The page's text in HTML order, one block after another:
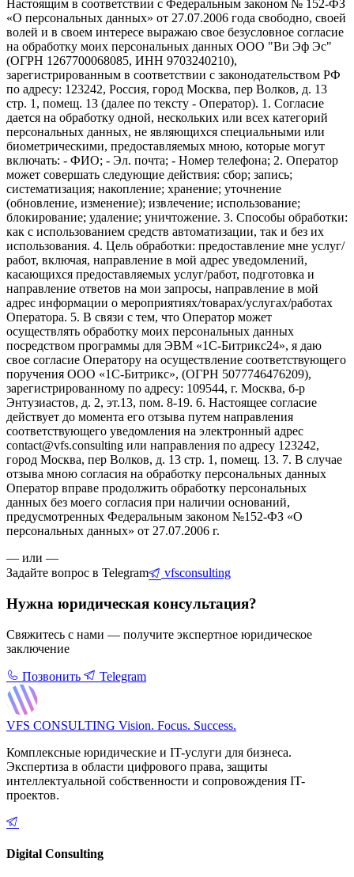
Настоящим в соответствии с Федеральным законом № 152-ФЗ
«О персональных данных» от 27.07.2006 года свободно, своей
волей и в своем интересе выражаю свое безусловное согласие
на обработку моих персональных данных ООО "Ви Эф Эс"
(ОГРН 1267700068085, ИНН 9703240210),
зарегистрированным в соответствии с законодательством РФ
по адресу: 123242, Россия, город Москва, пер Волков, д. 13
стр. 1, помещ. 13 (далее по тексту - Оператор). 1. Согласие
дается на обработку одной, нескольких или всех категорий
персональных данных, не являющихся специальными или
биометрическими, предоставляемых мною, которые могут
включать: - ФИО; - Эл. почта; - Номер телефона; 2. Оператор
может совершать следующие действия: сбор; запись;
систематизация; накопление; хранение; уточнение
(обновление, изменение); извлечение; использование;
блокирование; удаление; уничтожение. 3. Способы обработки:
как с использованием средств автоматизации, так и без их
использования. 4. Цель обработки: предоставление мне услуг/
работ, включая, направление в мой адрес уведомлений,
касающихся предоставляемых услуг/работ, подготовка и
направление ответов на мои запросы, направление в мой
адрес информации о мероприятиях/товарах/услугах/работах
Оператора. 5. В связи с тем, что Оператор может
осуществлять обработку моих персональных данных
посредством программы для ЭВМ «1С-Битрикс24», я даю
свое согласие Оператору на осуществление соответствующего
поручения ООО «1С-Битрикс», (ОГРН 5077746476209),
зарегистрированному по адресу: 109544, г. Москва, б-р
Энтузиастов, д. 2, эт.13, пом. 8-19. 6. Настоящее согласие
действует до момента его отзыва путем направления
соответствующего уведомления на электронный адрес
contact@vfs.consulting или направления по адресу 123242,
город Москва, пер Волков, д. 13 стр. 1, помещ. 13. 7. В случае
отзыва мною согласия на обработку персональных данных
Оператор вправе продолжить обработку персональных
данных без моего согласия при наличии оснований,
предусмотренных Федеральным законом №152-ФЗ «О
персональных данных» от 27.07.2006 г.
— или —
Задайте вопрос в Telegram
vfsconsulting
Нужна юридическая консультация?
Свяжитесь с нами — получите экспертное юридическое
заключение
Позвонить Telegram
VFS CONSULTING Vision. Focus. Success.
Комплексные юридические и IT-услуги для бизнеса.
Экспертиза в области цифрового права, защиты
интеллектуальной собственности и сопровождения IT-
проектов.
Digital Consulting